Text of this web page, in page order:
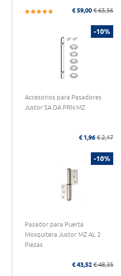
€ 59,00 € 65,56
-10%
Accesorios para Pasadores
Justor SA DA PRN MZ
€ 1,96 € 2,17
-10%
Pasador para Puerta
Mosquitera Justor MZ AL 2
Piezas
€ 43,52 € 48,35